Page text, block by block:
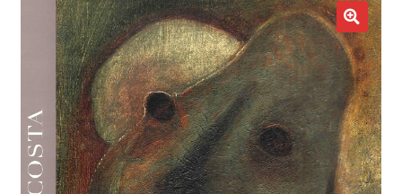
Aviso de privacidad | Tienda en línea Margarita
Michelena
Carrito
Contacto